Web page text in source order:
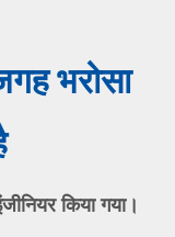
भरोसा
किया गया।